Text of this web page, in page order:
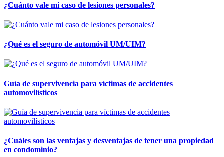
¿Cuánto vale mi caso de lesiones personales?
¿Qué es el seguro de automóvil UM/UIM?
Guía de supervivencia para víctimas de accidentes
automovilísticos
¿Cuáles son las ventajas y desventajas de tener una propiedad
en condominio?